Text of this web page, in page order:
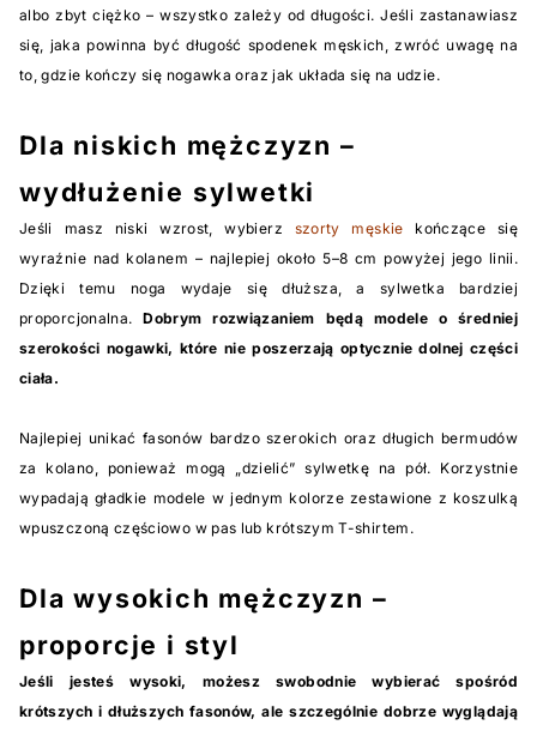
albo zbyt ciężko – wszystko zależy od długości. Jeśli zastanawiasz
się, jaka powinna być długość spodenek męskich, zwróć uwagę na
to, gdzie kończy się nogawka oraz jak układa się na udzie.
Dla niskich mężczyzn –
wydłużenie sylwetki
Jeśli masz niski wzrost, wybierz szorty męskie kończące się
wyraźnie nad kolanem – najlepiej około 5–8 cm powyżej jego linii.
Dzięki temu noga wydaje się dłuższa, a sylwetka bardziej
proporcjonalna.Dobrym rozwiązaniem będą modele o średniej
szerokości nogawki, które nie poszerzają optycznie dolnej części
ciała.
Najlepiej unikać fasonów bardzo szerokich oraz długich bermudów
za kolano, ponieważ mogą „dzielić” sylwetkę na pół. Korzystnie
wypadają gładkie modele w jednym kolorze zestawione z koszulką
wpuszczoną częściowo w pas lub krótszym T-shirtem.
Dla wysokich mężczyzn –
proporcje i styl
Jeśli jesteś wysoki, możesz swobodnie wybierać spośród
krótszych i dłuższych fasonów, ale szczególnie dobrze wyglądają